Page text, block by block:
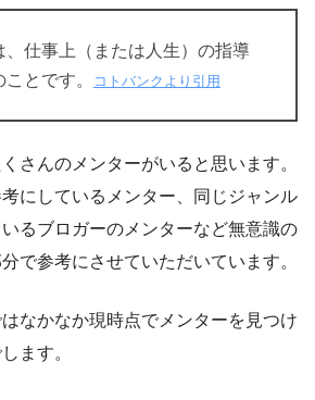
、仕事上（または人生）の指導
とです。
コトバンクより引用
さんのメンターがいると思います。
にしているメンター、同じジャンル
るブロガーのメンターなど無意識の
で参考にさせていただいています。
なかなか現時点でメンターを見つけ
ます。